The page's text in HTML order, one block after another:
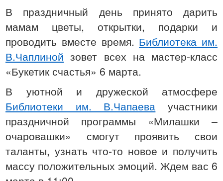
В праздничный день принято дарить
мамам цветы, открытки, подарки и
проводить вместе время. Библиотека им.
В.Чаплиной зовет всех на мастер-класс
«Букетик счастья» 6 марта.
В уютной и дружеской атмосфере
Библиотеки им. В.Чапаева участники
праздничной программы «Милашки –
очаровашки» смогут проявить свои
таланты, узнать что-то новое и получить
массу положительных эмоций. Ждем вас 6